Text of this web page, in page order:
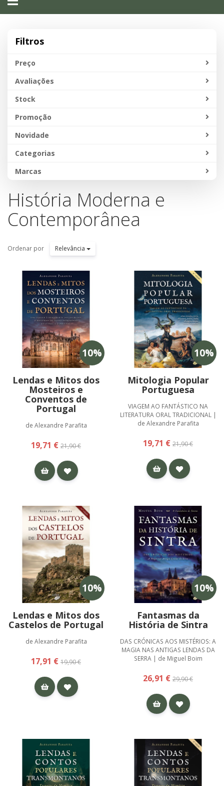
navigation
Filtros
Preço
Avaliações
Stock
Promoção
Novidade
Categorias
Marcas
História Moderna e
Contemporânea
Ordenar por Relevância
10%
Lendas e Mitos dos
Mosteiros e
Conventos de
Portugal
de Alexandre Parafita
19,71 € 21,90 €
10%
Mitologia Popular
Portuguesa
VIAGEM AO FANTÁSTICO NA
LITERATURA ORAL TRADICIONAL |
de Alexandre Parafita
19,71 € 21,90 €
10%
Lendas e Mitos dos
Castelos de Portugal
de Alexandre Parafita
17,91 € 19,90 €
10%
Fantasmas da
História de Sintra
DAS CRÓNICAS AOS MISTÉRIOS: A
MAGIA NAS ANTIGAS LENDAS DA
SERRA | de Miguel Boim
26,91 € 29,90 €